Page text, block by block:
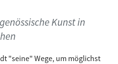
Kunst in
"seine" Wege, um möglichst